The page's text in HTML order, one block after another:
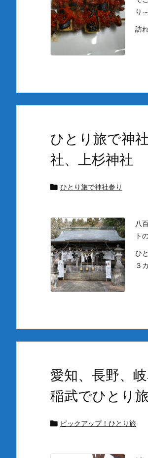
り
訪
ひとり旅で神
社、上杉神社
 ひとり旅で神社参り
八
ト
ひ
３
愛知、長野、
稲武でひとり旅
 ピックアップ！ひとり旅